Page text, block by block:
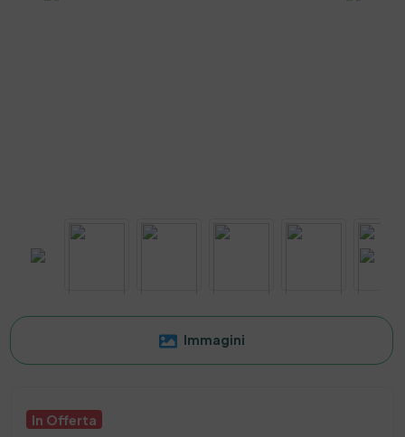
Immagini
In Offerta